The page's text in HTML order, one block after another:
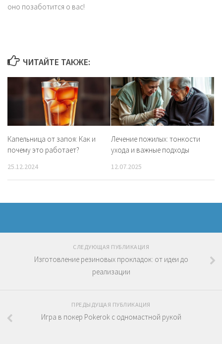
оно позаботится о вас!
ЧИТАЙТЕ ТАКЖЕ:
Капельница от запоя: Как и
почему это работает?
25.12.2024
Лечение пожилых: тонкости
ухода и важные подходы
12.07.2025
СЛЕДУЮЩАЯ ПУБЛИКАЦИЯ
Изготовление резиновых прокладок: от идеи до
реализации
ПРЕДЫДУЩАЯ ПУБЛИКАЦИЯ
Игра в покер Pokerok с одномастной рукой